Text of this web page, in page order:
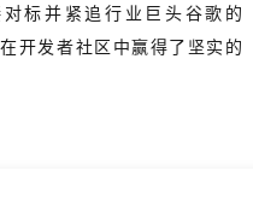
标并紧追行业巨头谷歌的
发者社区中赢得了坚实的